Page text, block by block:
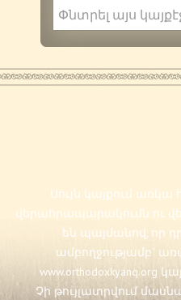
Սույն կայքում առկա
վերահրապարակումն ու
են պայմանով, որ
ամբողջությամբ`
www.orthodoxkyanq.org
Չի թույլատրվում